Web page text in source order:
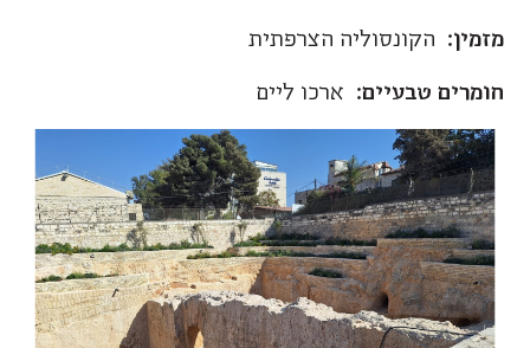
מזמין: הקונסוליה הצרפתית
חומרים טבעיים: ארכו ליים